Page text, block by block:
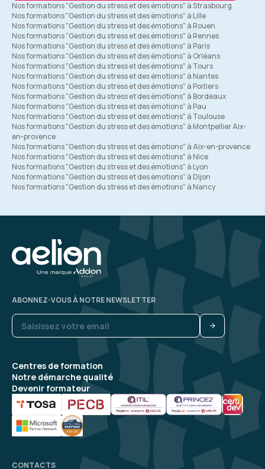
Nos formations "Gestion du stress et des émotions" à Strasbourg
Nos formations "Gestion du stress et des émotions" à Lille
Nos formations "Gestion du stress et des émotions" à Rouen
Nos formations "Gestion du stress et des émotions" à Rennes
Nos formations "Gestion du stress et des émotions" à Paris
Nos formations "Gestion du stress et des émotions" à Orléans
Nos formations "Gestion du stress et des émotions" à Tours
Nos formations "Gestion du stress et des émotions" à Nantes
Nos formations "Gestion du stress et des émotions" à Poitiers
Nos formations "Gestion du stress et des émotions" à Bordeaux
Nos formations "Gestion du stress et des émotions" à Pau
Nos formations "Gestion du stress et des émotions" à Toulouse
Nos formations "Gestion du stress et des émotions" à Montpellier Aix-
en-provence
Nos formations "Gestion du stress et des émotions" à Aix-en-provence
Nos formations "Gestion du stress et des émotions" à Nice
Nos formations "Gestion du stress et des émotions" à Lyon
Nos formations "Gestion du stress et des émotions" à Dijon
Nos formations "Gestion du stress et des émotions" à Nancy
Centres de formation
Notre démarche qualité
Devenir formateur
ABONNEZ-VOUS À NOTRE NEWSLETTER
CONTACTS